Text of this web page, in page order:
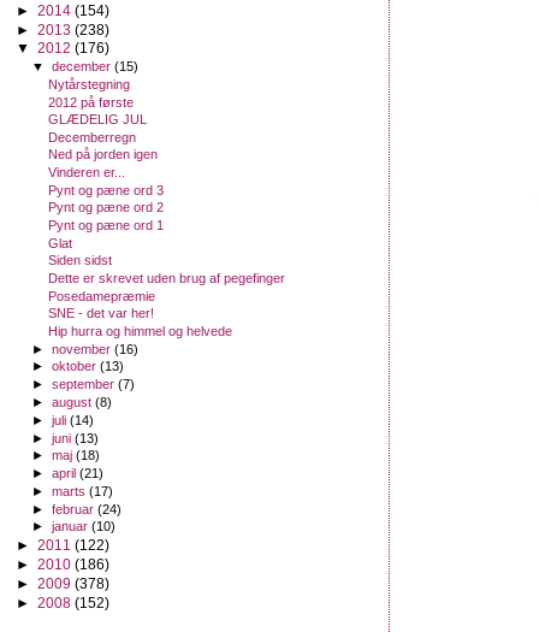
► 2014 (154)
► 2013 (238)
▼ 2012 (176)
▼december(15)
Nytårstegning
2012 på første
GLÆDELIG JUL
Decemberregn
Ned på jorden igen
Vinderen er...
Pynt og pæne ord 3
Pynt og pæne ord 2
Pynt og pæne ord 1
Glat
Siden sidst
Dette er skrevet uden brug af pegefinger
Posedamepræmie
SNE - det var her!
Hip hurra og himmel og helvede
►november(16)
►oktober(13)
►september(7)
►august(8)
►juli(14)
►juni(13)
►maj(18)
►april(21)
►marts(17)
►februar(24)
►januar(10)
► 2011 (122)
► 2010 (186)
► 2009 (378)
► 2008 (152)